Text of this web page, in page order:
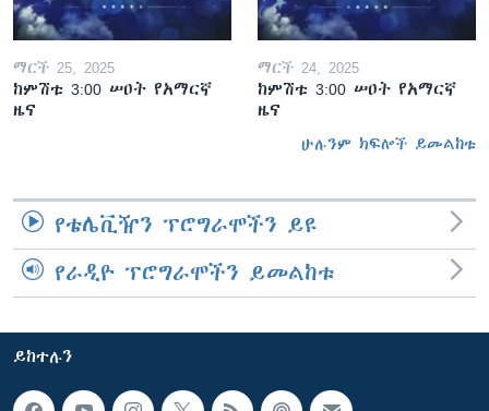
ማርች 25, 2025
ከምሽቱ 3:00 ሠዐት የአማርኛ
ዜና
ማርች 24, 2025
ከምሽቱ 3:00 ሠዐት የአማርኛ
ዜና
ሁሉንም ክፍሎች ይመልከቱ
የቴሌቪዥን ፕሮግራሞችን ይዩ
የራዲዮ ፕሮግራሞችን ይመልከቱ
ይከተሉን